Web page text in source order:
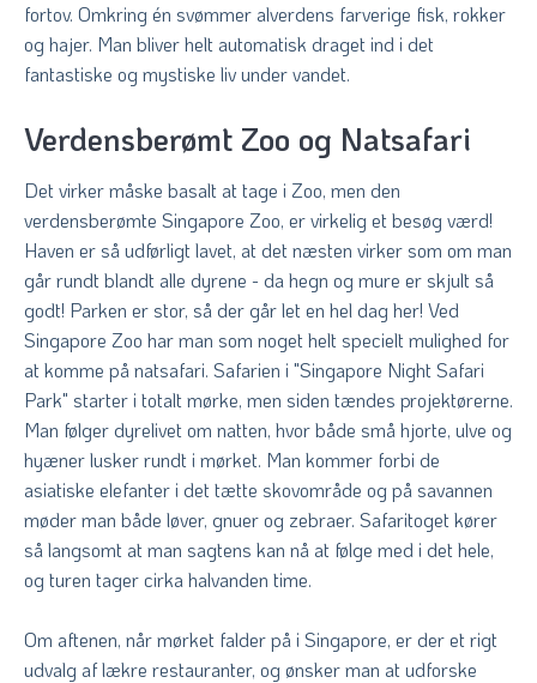
fortov. Omkring én svømmer alverdens farverige fisk, rokker
og hajer. Man bliver helt automatisk draget ind i det
fantastiske og mystiske liv under vandet.
Verdensberømt Zoo og Natsafari
Det virker måske basalt at tage i Zoo, men den
verdensberømte Singapore Zoo, er virkelig et besøg værd!
Haven er så udførligt lavet, at det næsten virker som om man
går rundt blandt alle dyrene - da hegn og mure er skjult så
godt! Parken er stor, så der går let en hel dag her! Ved
Singapore Zoo har man som noget helt specielt mulighed for
at komme på natsafari. Safarien i "Singapore Night Safari
Park" starter i totalt mørke, men siden tændes projektørerne.
Man følger dyrelivet om natten, hvor både små hjorte, ulve og
hyæner lusker rundt i mørket. Man kommer forbi de
asiatiske elefanter i det tætte skovområde og på savannen
møder man både løver, gnuer og zebraer. Safaritoget kører
så langsomt at man sagtens kan nå at følge med i det hele,
og turen tager cirka halvanden time.
Om aftenen, når mørket falder på i Singapore, er der et rigt
udvalg af lækre restauranter, og ønsker man at udforske